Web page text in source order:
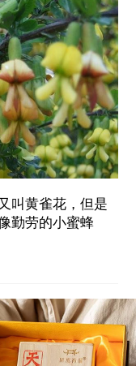
叫黄雀花，但是
勤劳的小蜜蜂